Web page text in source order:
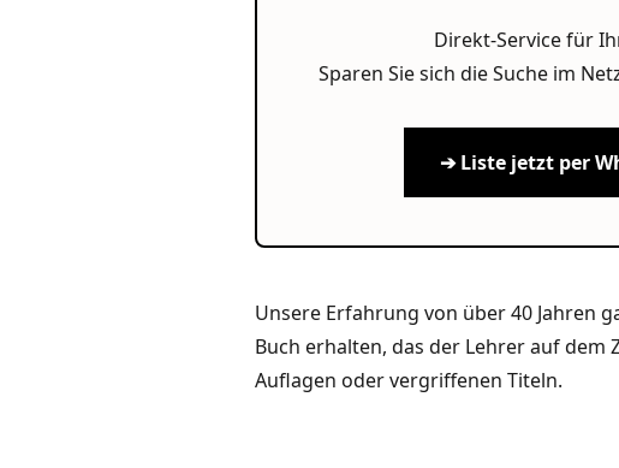
Direkt-Service für
Sparen Sie sich die Suche im
➔ Liste jetzt per
Unsere Erfahrung von über 40 Jahren
Buch erhalten, das der Lehrer auf dem
Auflagen oder vergriffenen Titeln.